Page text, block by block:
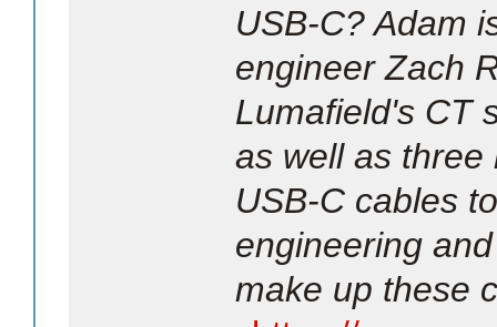
USB-C? Adam
engineer Zach
Lumafield's CT
as well as
USB-C cables
engineering
make up these